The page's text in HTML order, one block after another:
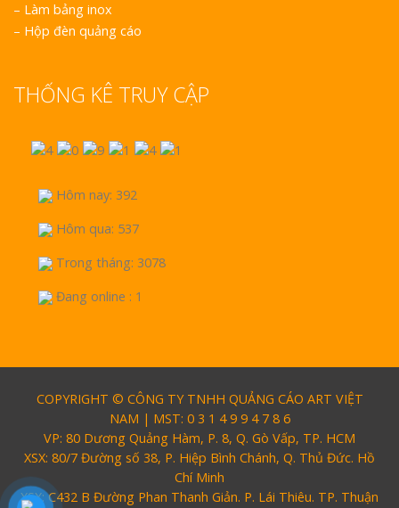
– Làm bảng inox
– Hộp đèn quảng cáo
THỐNG KÊ TRUY CẬP
Hôm nay: 392
Hôm qua: 537
Trong tháng: 3078
Đang online : 1
COPYRIGHT © CÔNG TY TNHH QUẢNG CÁO ART VIỆT
NAM | MST: 0 3 1 4 9 9 4 7 8 6
VP: 80 Dương Quảng Hàm, P. 8, Q. Gò Vấp, TP. HCM
XSX: 80/7 Đường số 38, P. Hiệp Bình Chánh, Q. Thủ Đức. Hồ
Chí Minh
XSX: C432 B Đường Phan Thanh Giản. P. Lái Thiêu. TP. Thuận